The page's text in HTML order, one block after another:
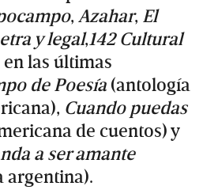
, Azahar, El
y legal,142 Cultural
las últimas
de Poesía (antología
Cuando puedas
de cuentos) y
a ser amante
argentina).